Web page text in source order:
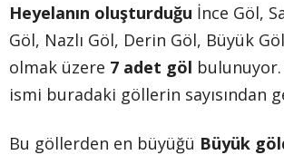
Heyelanın oluşturduğu İnce Göl,
Göl, Nazlı Göl, Derin Göl, Büyük
olmak üzere 7 adet göl
ismi buradaki göllerin sayısından
Bu göllerden en büyüğü Büyük